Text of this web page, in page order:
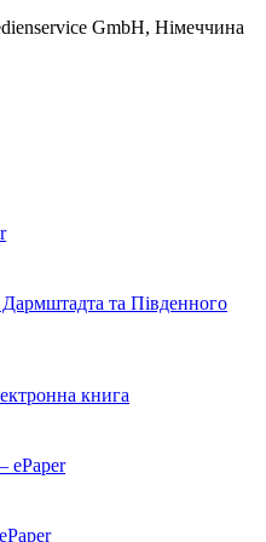
GmbH, Німеччина
та Південного
книга
ePaper